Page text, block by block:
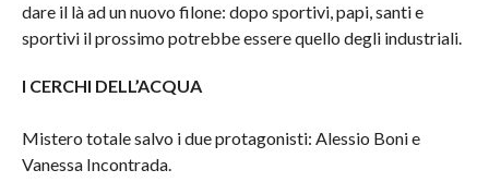
dare il là ad un nuovo filone: dopo sportivi, papi, santi e
sportivi il prossimo potrebbe essere quello degli industriali.
I CERCHI DELL’ACQUA
Mistero totale salvo i due protagonisti: Alessio Boni e
Vanessa Incontrada.